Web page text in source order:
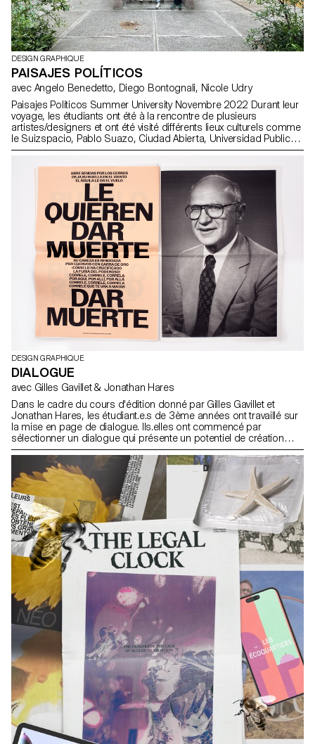
DESIGN GRAPHIQUE
PAISAJES POLÍTICOS
avec Angelo Benedetto, Diego Bontognali, Nicole Udry
Paisajes Políticos Summer University Novembre 2022 Durant leur
voyage, les étudiants ont été à la rencontre de plusieurs
artistes/designers et ont été visité différents lieux culturels comme
le Suizspacio, Pablo Suazo, Ciudad Abierta, Universidad Publica,
Gam, Naranja Publicaciones, Tipo Movil.
DESIGN GRAPHIQUE
DIALOGUE
avec Gilles Gavillet & Jonathan Hares
Dans le cadre du cours d'édition donné par Gilles Gavillet et
Jonathan Hares, les étudiant.e.s de 3ème années ont travaillé sur
la mise en page de dialogue. Ils.elles ont commencé par
sélectionner un dialogue qui présente un potentiel de création
visuelle. Après avoir identifié les enjeux graphiques de leur sujet,
ils.elles ont défini une solution éditoriale.